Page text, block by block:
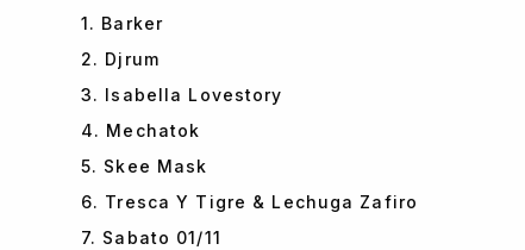
1. Barker
2. Djrum
3. Isabella Lovestory
4. Mechatok
5. Skee Mask
6. Tresca Y Tigre & Lechuga Zafiro
7. Sabato 01/11